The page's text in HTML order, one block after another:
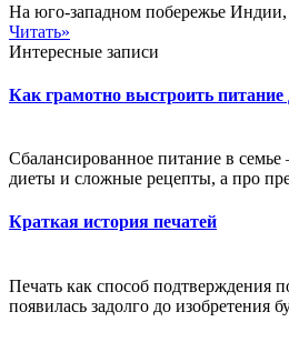
На юго-западном побережье Индии,
Читать»
Интересные записи
Как грамотно выстроить питание
Сбалансированное питание в
диеты и сложные рецепты, а про
Краткая история печатей
Печать как способ подтверждения
появилась задолго до изобретения